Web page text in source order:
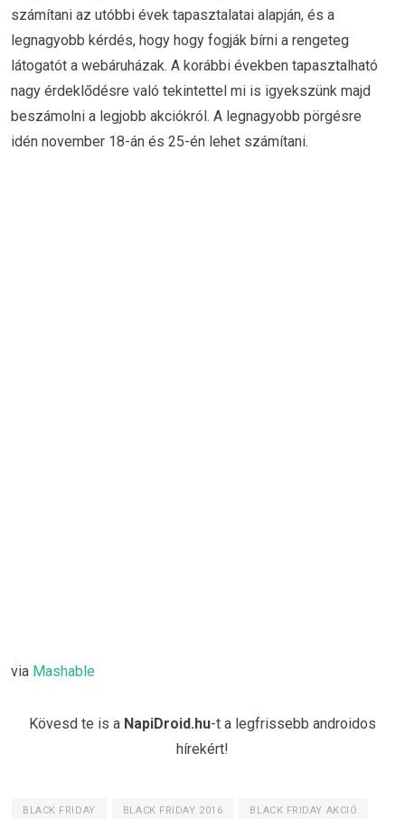
számítani az utóbbi évek tapasztalatai alapján, és a
legnagyobb kérdés, hogy hogy fogják bírni a rengeteg
látogatót a webáruházak. A korábbi években tapasztalható
nagy érdeklődésre való tekintettel mi is igyekszünk majd
beszámolni a legjobb akciókról. A legnagyobb pörgésre
idén november 18-án és 25-én lehet számítani.
via Mashable
Kövesd te is a NapiDroid.hu-t a legfrissebb androidos
hírekért!
BLACK FRIDAY BLACK FRIDAY 2016 BLACK FRIDAY AKCIÓ